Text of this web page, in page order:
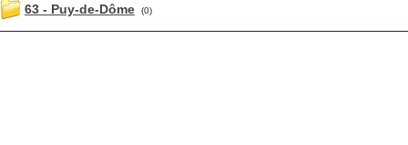
63 - Puy-de-Dôme (0)